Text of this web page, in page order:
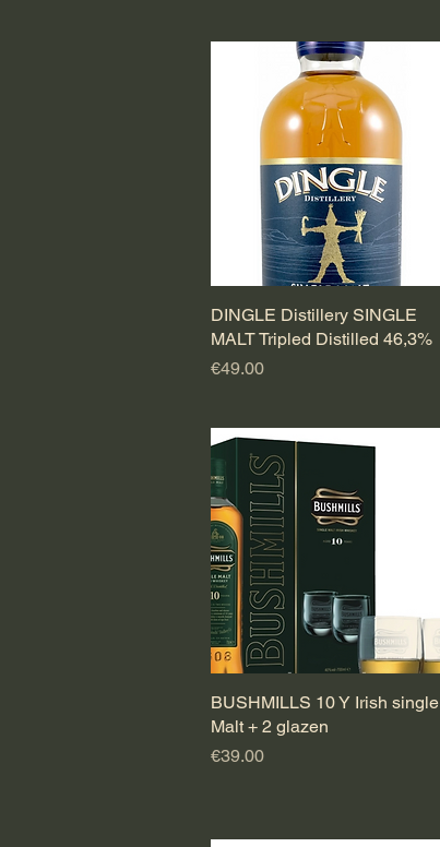
Quick View
DINGLE Distillery SINGLE
MALT Tripled Distilled 46,3%
Price
€49.00
Quick View
BUSHMILLS 10 Y Irish single
Malt + 2 glazen
Price
€39.00